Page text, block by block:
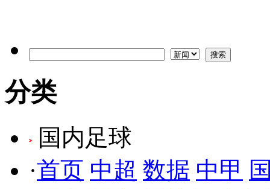
分类
国内足球
·首页 中超 数据 中甲